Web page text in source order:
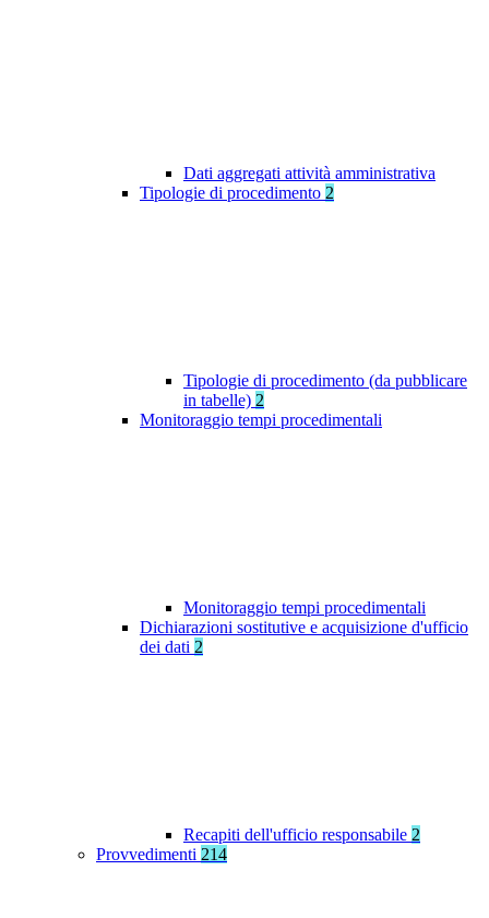
Dati aggregati attività amministrativa
Tipologie di procedimento 2
Tipologie di procedimento (da pubblicare
in tabelle) 2
Monitoraggio tempi procedimentali
Monitoraggio tempi procedimentali
Dichiarazioni sostitutive e acquisizione d'ufficio
dei dati 2
Recapiti dell'ufficio responsabile 2
Provvedimenti 214